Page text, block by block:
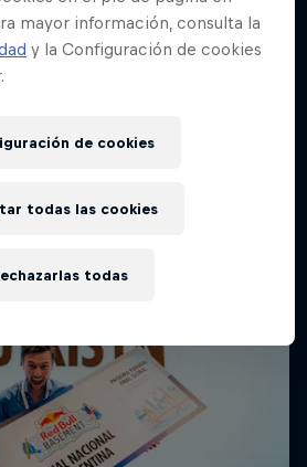
Estados Unidos
mayor información, consulta la
y la Configuración de cookies
de cookies
todas
todas las cookies